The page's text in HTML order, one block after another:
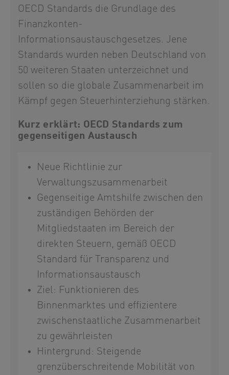
OECD Standards die Grundlage des
Finanzkonten-
Informationsaustauschgesetzes. Jene
Standards wurden neben Deutschland von
50 weiteren Staaten unterzeichnet und
sollen so die globale Zusammenarbeit im
Kämpf gegen Steuerhinterziehung stärken.
Kurz erklärt: OECD Standards zum
gegenseitigen Austausch
Neue Richtlinie zur
Verwaltungszusammenarbeit
Gegenseitige Amtshilfe zwischen den
zuständigen Behörden der
Mitgliedstaaten im Bereich der
direkten Steuern, gemäß OECD
Standard für Transparenz und
Informationsaustausch
Ziel: Funktionieren des
Binnenmarktes und effizientere
zwischenstaatliche Zusammenarbeit
zu gewährleisten
Hintergrund: Steigende
grenzüberschreitende Mobilität von